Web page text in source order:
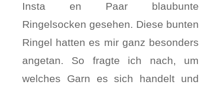
Insta en Paar blaubunte
Ringelsocken gesehen. Diese bunten
Ringel hatten es mir ganz besonders
angetan. So fragte ich nach, um
welches Garn es sich handelt und